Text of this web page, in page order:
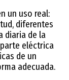
un uso real:
diferentes
diaria de la
eléctrica
de un
adecuada.